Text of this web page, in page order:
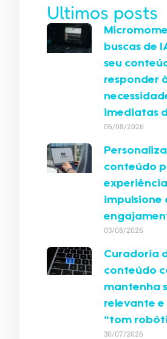
Ultimos posts
buscas de
seu
responder
imediatas
06/08/2026
conteúdo
impulsione
03/08/2026
Curadoria
conteúdo
mantenha
relevante e
“tom
30/07/2026